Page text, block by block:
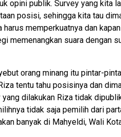
opini publik. Survey yang kita
posisi, sehingga kita tau
harus memperkuatnya dan
memenangkan suara dengan
orang minang itu pintar-
tentu tahu posisinya dan
dilakukan Riza tidak
tidak saja pemilih dari
banyak di Mahyeldi, Wali